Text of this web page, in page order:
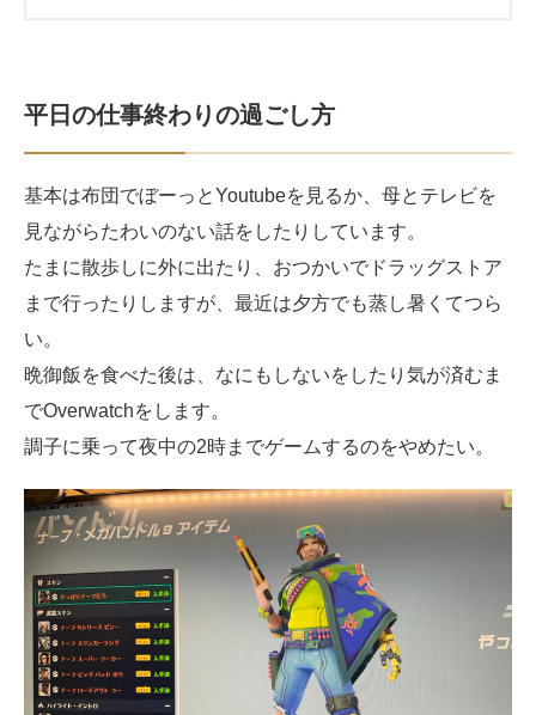
平日の仕事終わりの過ごし方
基本は布団でぼーっとYoutubeを見るか、母とテレビを
見ながらたわいのない話をしたりしています。
たまに散歩しに外に出たり、おつかいでドラッグストア
まで行ったりしますが、最近は夕方でも蒸し暑くてつら
い。
晩御飯を食べた後は、なにもしないをしたり気が済むま
でOverwatchをします。
調子に乗って夜中の2時までゲームするのをやめたい。